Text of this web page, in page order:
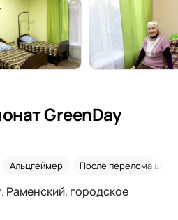
GreenDay
Альцгеймер После перелома
Раменский, городское